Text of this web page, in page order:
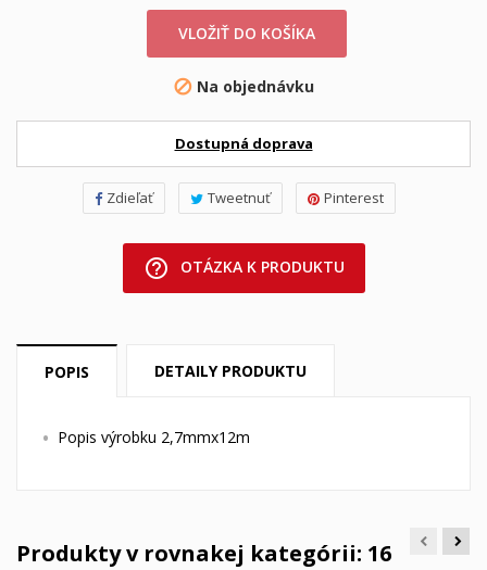
VLOŽIŤ DO KOŠÍKA
 Na objednávku
Dostupná doprava
Zdieľať Tweetnuť Pinterest
help_outline OTÁZKA K PRODUKTU
POPIS DETAILY PRODUKTU
Popis výrobku 2,7mmx12m
Produkty v rovnakej kategórii: 16